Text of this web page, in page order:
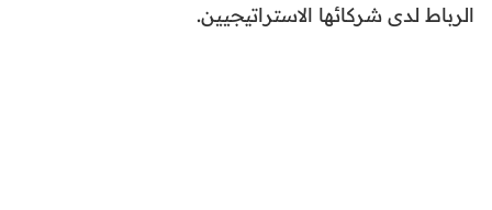
الرباط لدى شركائها الاستراتيجيين.